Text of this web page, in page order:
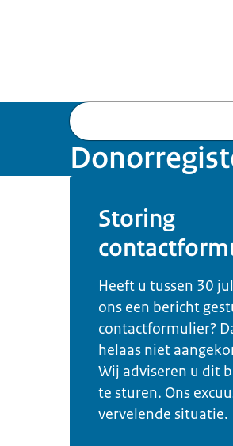
Storing
Heeft u tussen 30
ons een bericht
contactformulier?
helaas niet
Wij adviseren u dit
te sturen. Ons
vervelende situatie.